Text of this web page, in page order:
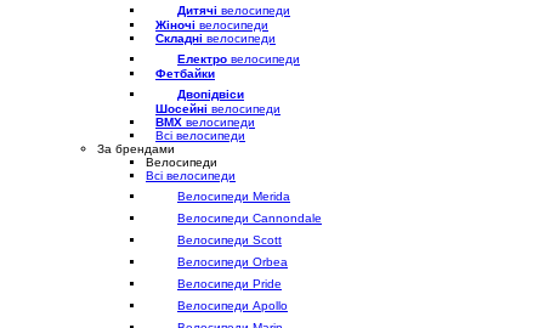
Дитячі велосипеди
Жіночі велосипеди
Складні велосипеди
Електро велосипеди
Фетбайки
Двопідвіси
Шосейні велосипеди
BMX велосипеди
Всі велосипеди
За брендами
Велосипеди
Всі велосипеди
Велосипеди Merida
Велосипеди Cannondale
Велосипеди Scott
Велосипеди Orbea
Велосипеди Pride
Велосипеди Apollo